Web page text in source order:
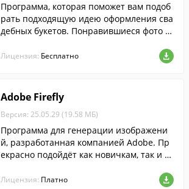
Программа, которая поможет вам подоб
рать подходящую идею оформления сва
дебных букетов. Понравившиеся фото в
абочего стола или поделиться с друзьям
Лицензия: Бесплатно
Adobe Firefly
Версия: 25.05.29 (19.58 МБ)
Программа для генерации изображени
й, разработанная компанией Adobe. Пр
екрасно подойдёт как новичкам, так и п
ного контента и вариантов дизайна для
Лицензия: Платно